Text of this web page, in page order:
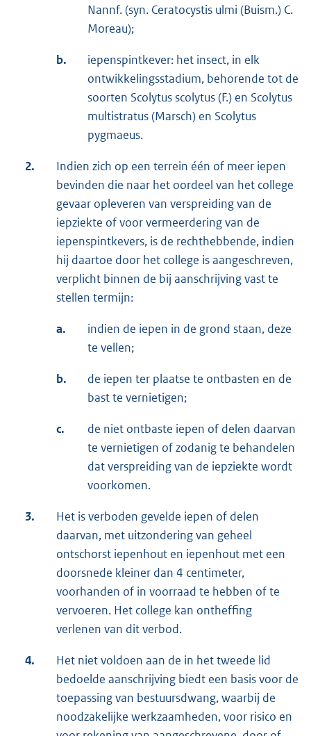
Nannf. (syn. Ceratocystis ulmi (Buism.) C.
Moreau);
b.
iepenspintkever: het insect, in elk
ontwikkelingsstadium, behorende tot de
soorten Scolytus scolytus (F.) en Scolytus
multistratus (Marsch) en Scolytus
pygmaeus.
2.
Indien zich op een terrein één of meer iepen
bevinden die naar het oordeel van het college
gevaar opleveren van verspreiding van de
iepziekte of voor vermeerdering van de
iepenspintkevers, is de rechthebbende, indien
hij daartoe door het college is aangeschreven,
verplicht binnen de bij aanschrijving vast te
stellen termijn:
a.
indien de iepen in de grond staan, deze
te vellen;
b.
de iepen ter plaatse te ontbasten en de
bast te vernietigen;
c.
de niet ontbaste iepen of delen daarvan
te vernietigen of zodanig te behandelen
dat verspreiding van de iepziekte wordt
voorkomen.
3.
Het is verboden gevelde iepen of delen
daarvan, met uitzondering van geheel
ontschorst iepenhout en iepenhout met een
doorsnede kleiner dan 4 centimeter,
voorhanden of in voorraad te hebben of te
vervoeren. Het college kan ontheffing
verlenen van dit verbod.
4.
Het niet voldoen aan de in het tweede lid
bedoelde aanschrijving biedt een basis voor de
toepassing van bestuursdwang, waarbij de
noodzakelijke werkzaamheden, voor risico en